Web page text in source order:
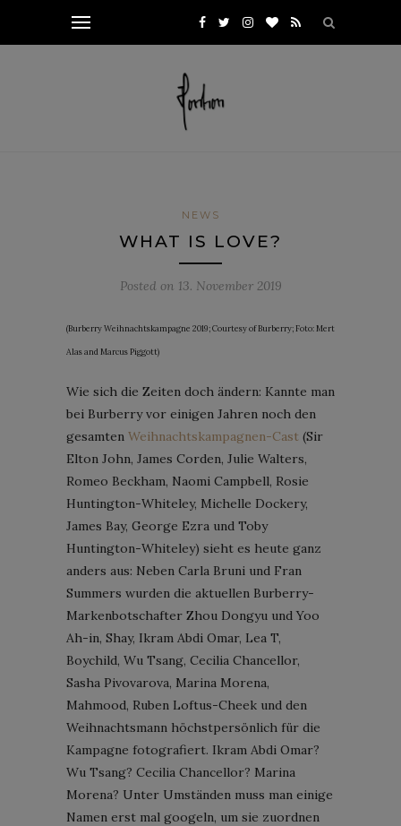
NEWS
WHAT IS LOVE?
Posted on 13. November 2019
(Burberry Weihnachtskampagne 2019; Courtesy of Burberry; Foto: Mert
Alas and Marcus Piggott)
Wie sich die Zeiten doch ändern: Kannte man
bei Burberry vor einigen Jahren noch den
gesamten Weihnachtskampagnen-Cast (Sir
Elton John, James Corden, Julie Walters,
Romeo Beckham, Naomi Campbell, Rosie
Huntington-Whiteley, Michelle Dockery,
James Bay, George Ezra und Toby
Huntington-Whiteley) sieht es heute ganz
anders aus: Neben Carla Bruni und Fran
Summers wurden die aktuellen Burberry-
Markenbotschafter Zhou Dongyu und Yoo
Ah-in, Shay, Ikram Abdi Omar, Lea T,
Boychild, Wu Tsang, Cecilia Chancellor,
Sasha Pivovarova, Marina Morena,
Mahmood, Ruben Loftus-Cheek und den
Weihnachtsmann höchstpersönlich für die
Kampagne fotografiert. Ikram Abdi Omar?
Wu Tsang? Cecilia Chancellor? Marina
Morena? Unter Umständen muss man einige
Namen erst mal googeln, um sie zuordnen